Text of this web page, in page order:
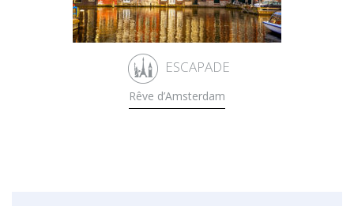
ESCAPADE
Rêve d’Amsterdam